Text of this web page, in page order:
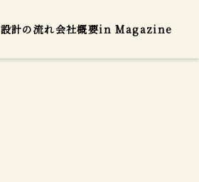
設計の流れ会社概要in Magazine